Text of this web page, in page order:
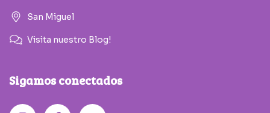
San Miguel
Visita nuestro Blog!
Sigamos conectados